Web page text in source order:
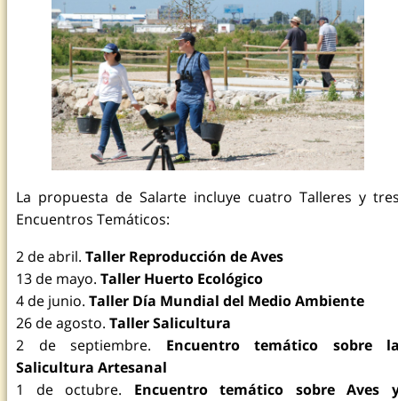
La propuesta de Salarte incluye cuatro Talleres y
Encuentros Temáticos:
2 de abril. Taller Reproducción de Aves
13 de mayo. Taller Huerto Ecológico
4 de junio. Taller Día Mundial del Medio Ambiente
26 de agosto. Taller Salicultura
2 de septiembre. Encuentro temático sobre
Salicultura Artesanal
1 de octubre. Encuentro temático sobre Aves